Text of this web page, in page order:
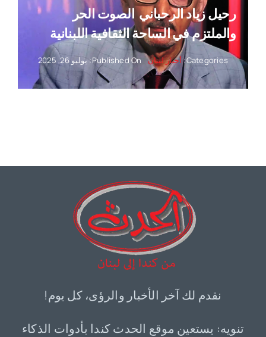
رحيل زياد الرحباني ‏ الصوت الحر
والملتزم في الساحة الثقافية اللبنانية
Categories: أخبار لبنان Published On: يوليو 26, 2025
نقدم لك آخر الأخبار والرؤى، كل يوم!
تنويه: يستعين موقع الحدث كندا بأدوات الذكاء